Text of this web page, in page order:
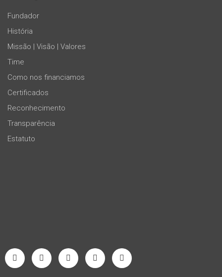
Fundador
História
Missão | Visão | Valores
Time
Como nos financiamos
Certificados
Reconhecimento
Transparência
Estatuto